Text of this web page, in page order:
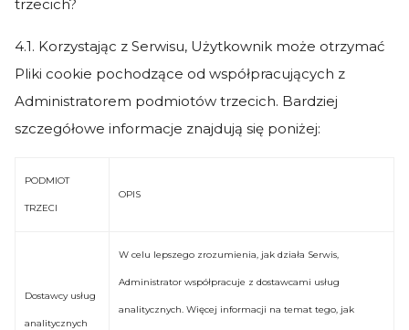
trzecich?
4.1. Korzystając z Serwisu, Użytkownik może otrzymać
Pliki cookie pochodzące od współpracujących z
Administratorem podmiotów trzecich. Bardziej
szczegółowe informacje znajdują się poniżej:
PODMIOT
TRZECI
OPIS
Dostawcy usług
analitycznych
W celu lepszego zrozumienia, jak działa Serwis,
Administrator współpracuje z dostawcami usług
analitycznych. Więcej informacji na temat tego, jak